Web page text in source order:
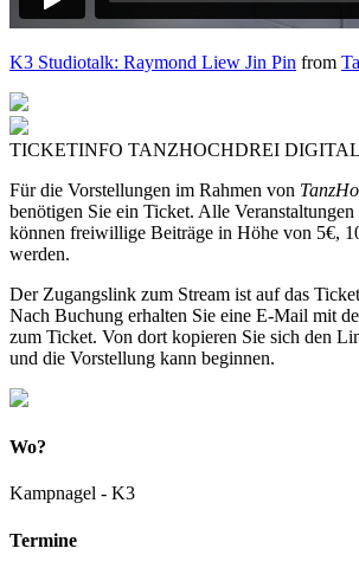
K3 Studiotalk: Raymond Liew Jin Pin from
TICKETINFO TANZHOCHDREI DIGITAL
Für die Vorstellungen im Rahmen von
benötigen Sie ein Ticket. Alle
können freiwillige Beiträge in Höhe von 5€,
werden.
Der Zugangslink zum Stream ist auf das
Nach Buchung erhalten Sie eine E-Mail mit
zum Ticket. Von dort kopieren Sie sich den
und die Vorstellung kann beginnen.
Wo?
Kampnagel - K3
Termine